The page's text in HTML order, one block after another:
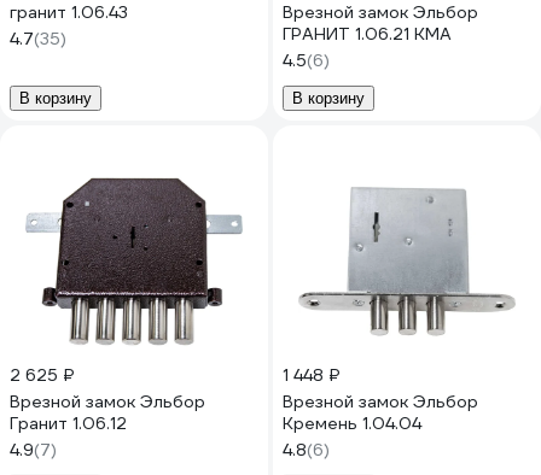
гранит 1.06.43
4.7(35)
В корзину
Врезной замок Эльбор
ГРАНИТ 1.06.21 КМА
4.5(6)
В корзину
2 625 ₽
Врезной замок Эльбор
Гранит 1.06.12
4.9(7)
1 448 ₽
Врезной замок Эльбор
Кремень 1.04.04
4.8(6)